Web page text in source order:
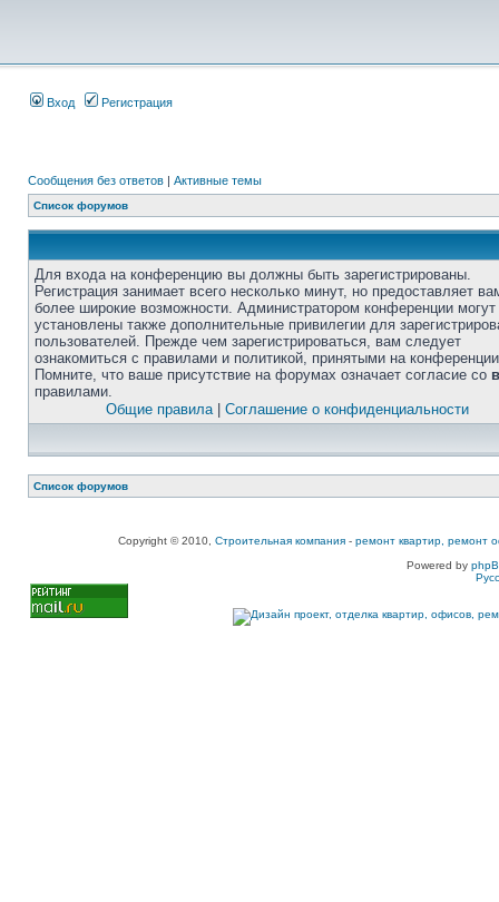
Вход Регистрация
Сообщения без ответов | Активные темы
Список форумов
Для входа на конференцию вы должны быть зарегистрированы.
Регистрация занимает всего несколько минут, но предоставляет
более широкие возможности. Администратором конференции
установлены также дополнительные привилегии для
пользователей. Прежде чем зарегистрироваться, вам следует
ознакомиться с правилами и политикой, принятыми на
Помните, что ваше присутствие на форумах означает согласие со
правилами.
Общие правила| Соглашение о конфиденциальности
Список форумов
Copyright © 2010, Строительная компания - ремонт квартир, ремонт
Powered by